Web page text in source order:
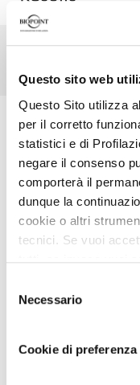
Questo sito web
Questo Sito utilizza
per il corretto
statistici e di
negare il consenso
comporterà il
dunque la
cookie o altri
tecnici. Se vuoi
più consulta la
delNecessario
Cookie di preferenza
Hair is hydrated,
How to use
After
few minutes and